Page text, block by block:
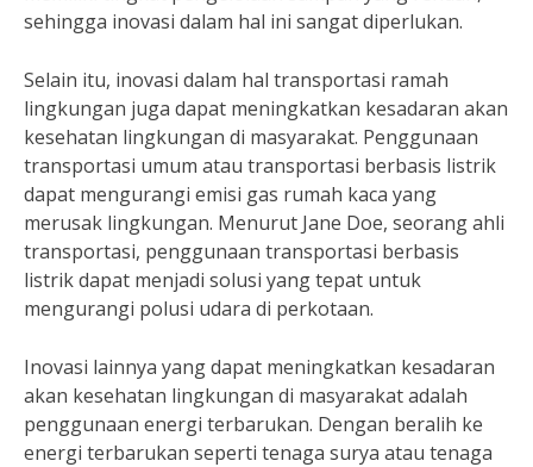
sehingga inovasi dalam hal ini sangat diperlukan.
Selain itu, inovasi dalam hal transportasi ramah
lingkungan juga dapat meningkatkan kesadaran akan
kesehatan lingkungan di masyarakat. Penggunaan
transportasi umum atau transportasi berbasis listrik
dapat mengurangi emisi gas rumah kaca yang
merusak lingkungan. Menurut Jane Doe, seorang ahli
transportasi, penggunaan transportasi berbasis
listrik dapat menjadi solusi yang tepat untuk
mengurangi polusi udara di perkotaan.
Inovasi lainnya yang dapat meningkatkan kesadaran
akan kesehatan lingkungan di masyarakat adalah
penggunaan energi terbarukan. Dengan beralih ke
energi terbarukan seperti tenaga surya atau tenaga